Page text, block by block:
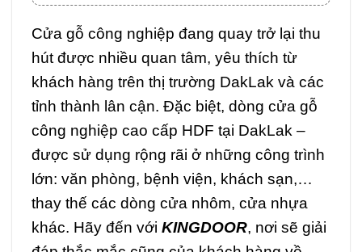
Cửa gỗ công nghiệp đang quay trở lại thu
hút được nhiều quan tâm, yêu thích từ
khách hàng trên thị trường DakLak và các
tỉnh thành lân cận. Đặc biệt, dòng cửa gỗ
công nghiệp cao cấp HDF tại DakLak –
được sử dụng rộng rãi ở những công trình
lớn: văn phòng, bệnh viện, khách sạn,…
thay thế các dòng cửa nhôm, cửa nhựa
khác. Hãy đến với KINGDOOR, nơi sẽ giải